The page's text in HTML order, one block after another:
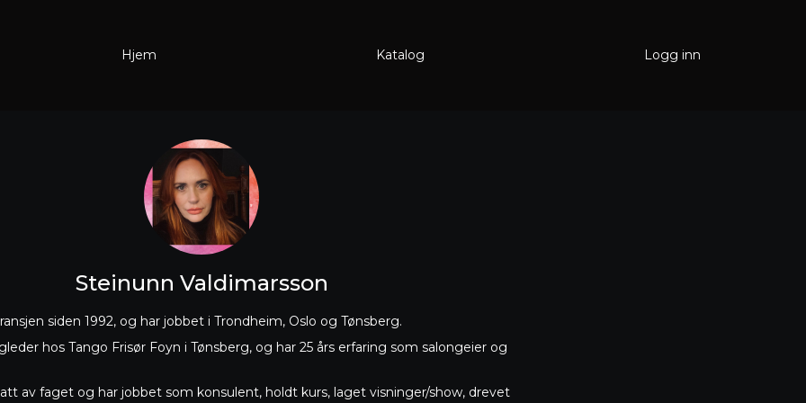
Hjem Katalog Logg inn
Steinunn Valdimarsson
siden 1992, og har jobbet i Trondheim, Oslo og Tønsberg.
hos Tango Frisør Foyn i Tønsberg, og har 25 års erfaring som salongeier og
av faget og har jobbet som konsulent, holdt kurs, laget visninger/show, drevet